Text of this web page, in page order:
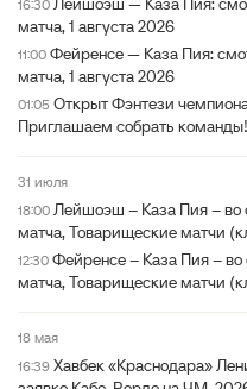
16:30
матча, 1 августа 2026
11:00 Фейренсе — Каза Пия:
матча, 1 августа 2026
01:05 Открыт Фэнтези
Приглашаем собрать команды!
31 июля
18:00 Лейшоэш – Каза Пия – во
матча, Товарищеские матчи
12:30 Фейренсе – Каза Пия – во
матча, Товарищеские матчи
18 мая
16:39 Хавбек «Краснодара»